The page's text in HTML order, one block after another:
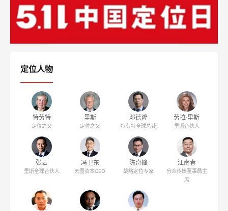
定位人物
特劳特
定位之父
里斯
定位之父
邓德隆
特劳特全球总裁
劳拉·里斯
里斯合伙人
张云
里斯全球合伙人
冯卫东
天图资本CEO
陈奇峰
战略定位专家
江南春
分众传媒董事局主
席